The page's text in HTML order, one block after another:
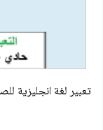
تعبير لغة انجليزية